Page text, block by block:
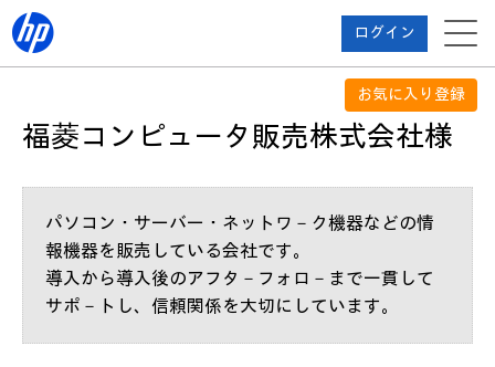
ログイン
お気に入り登録
福菱コンピュータ販売株式会社様
パソコン・サーバー・ネットワ－ク機器などの情
報機器を販売している会社です。
導入から導入後のアフタ－フォロ－まで一貫して
サポ－トし、信頼関係を大切にしています。